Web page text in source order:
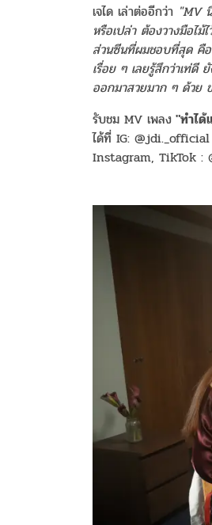
เจได เล่าต่ออีกว่า "MV
หรือเปล่า ต้องวางมือไ
ส่วนซีนที่ผมชอบที่สุด คือ
เรื่อย ๆ เลยรู้สึกว่าเท่ดี
ออกมาสวยมาก ๆ ด้วย
รับชม MV เพลง "ทำไ
ได้ที่ IG:
Instagram, TikTok :